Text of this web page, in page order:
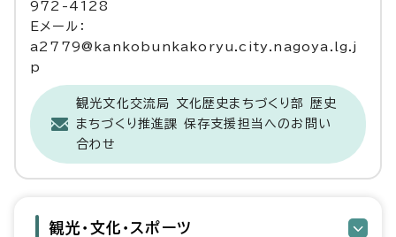
972-4128
Eメール：
a2779@kankobunkakoryu.city.nagoya.lg.j
p
観光文化交流局 文化歴史まちづくり部 歴史
まちづくり推進課 保存支援担当へのお問い
合わせ
観光・文化・スポーツ